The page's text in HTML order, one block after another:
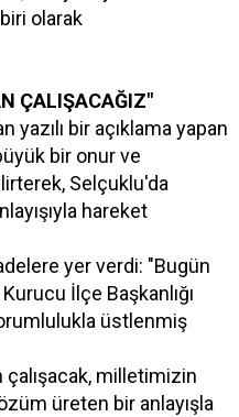
olarak
ÇALIŞACAĞIZ"
yazılı bir açıklama yapan
bir onur ve
Selçuklu'da
hareket
yer verdi: "Bugün
İlçe Başkanlığı
üstlenmiş
milletimizin
üreten bir anlayışla